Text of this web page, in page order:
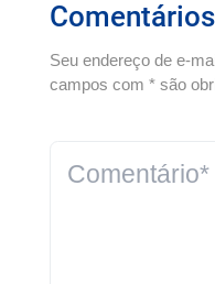
Comentários
Seu endereço de e-
campos com * são